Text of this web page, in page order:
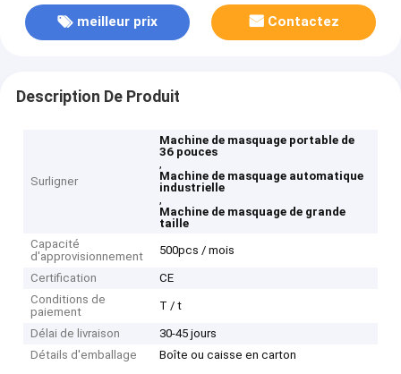
meilleur prix Contactez
Description De Produit
Surligner
Machine de masquage portable de
36 pouces
,
Machine de masquage automatique
industrielle
,
Machine de masquage de grande
taille
Capacité
d'approvisionnement
500pcs / mois
Certification
CE
Conditions de
paiement
T / t
Délai de livraison
30-45 jours
Détails d'emballage
Boîte ou caisse en carton